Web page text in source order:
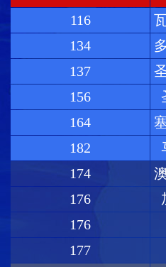
116
134
137
156
164
182
174
176
176
177